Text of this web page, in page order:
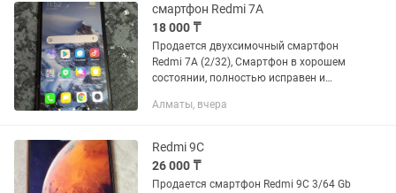
смартфон Redmi 7A
18 000 ₸
Продается двухсимочный смартфон
Redmi 7A (2/32), Смартфон в хорошем
состоянии, полностью исправен и
Данный смартфон из первых рук,
Алматы, вчера
Redmi 9C
26 000 ₸
Продается смартфон Redmi 9C 3/64 Gb